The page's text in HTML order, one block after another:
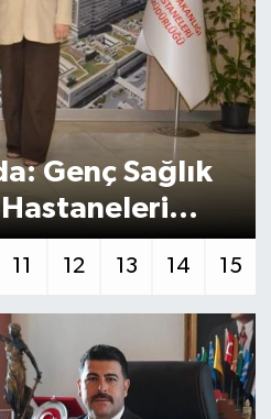
Genç Sağlık
Hastaneleri
11 12 13 14 15